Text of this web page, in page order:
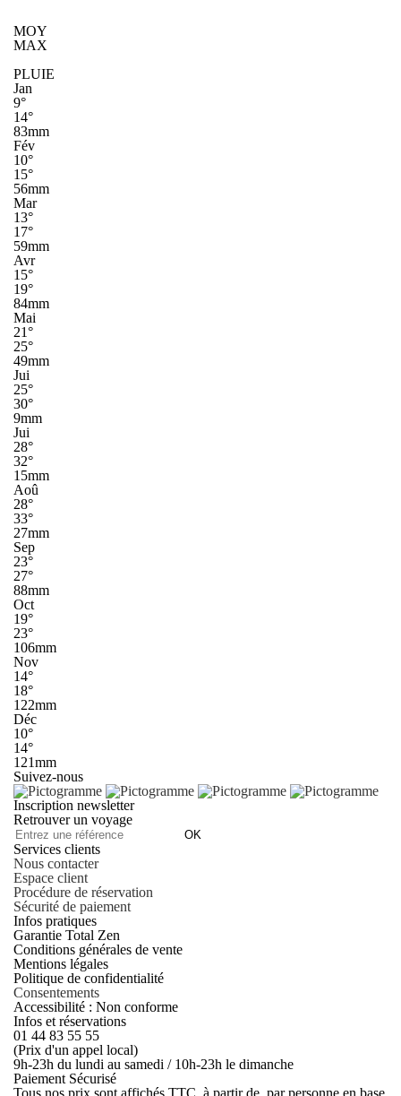
MOY
MAX
PLUIE
Jan
9°
14°
83mm
Fév
10°
15°
56mm
Mar
13°
17°
59mm
Avr
15°
19°
84mm
Mai
21°
25°
49mm
Jui
25°
30°
9mm
Jui
28°
32°
15mm
Aoû
28°
33°
27mm
Sep
23°
27°
88mm
Oct
19°
23°
106mm
Nov
14°
18°
122mm
Déc
10°
14°
121mm
Suivez-nous
Inscription newsletter
Retrouver un voyage
OK
Services clients
Nous contacter
Espace client
Procédure de réservation
Sécurité de paiement
Infos pratiques
Garantie Total Zen
Conditions générales de vente
Mentions légales
Politique de confidentialité
Consentements
Accessibilité : Non conforme
Infos et réservations
01 44 83 55 55
(Prix d'un appel local)
9h-23h du lundi au samedi / 10h-23h le dimanche
Paiement Sécurisé
Tous nos prix sont affichés TTC, à partir de, par personne en base